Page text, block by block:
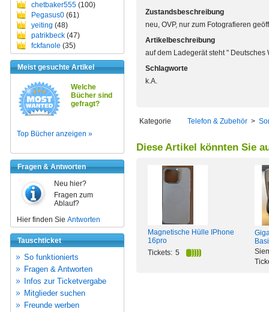
chetbaker555 (100)
Pegasus0 (61)
yeiting (48)
patrikbeck (47)
fckfanole (35)
Meist gesuchte Artikel
Welche
Bücher sind
gefragt?
Top Bücher anzeigen »
Fragen & Antworten
Neu hier?
Fragen zum
Ablauf?
Hier finden Sie Antworten
Tauschticket
So funktionierts
Fragen & Antworten
Infos zur Ticketvergabe
Mitglieder suchen
Freunde werben
Zustandsbeschreibung
neu, OVP, nur zum Fotografieren
Artikelbeschreibung
auf dem Ladegerät steht " Deutsches
Schlagworte
k.A.
Kategorie Telefon & Zubehör >
Diese Artikel könnten Sie
Magnetische Hülle IPhone
16pro
Tickets: 5